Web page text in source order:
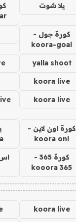
يلا شوت
كورة جول -
koora-goal
yalla shoot
koora live
koora live
كورة اون لاين -
koora onl
كورة 365 -
kooora 365
koora live